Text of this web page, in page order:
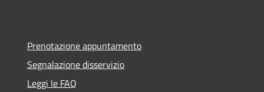
Prenotazione appuntamento
Segnalazione disservizio
Leggi le FAQ